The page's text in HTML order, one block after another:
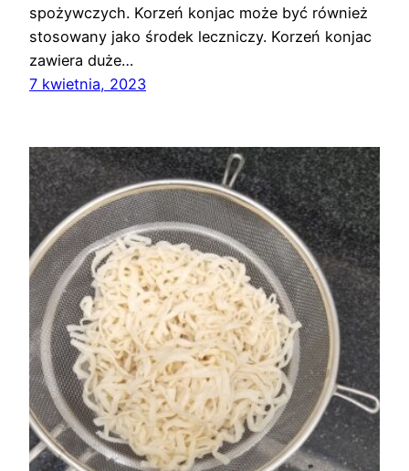
spożywczych. Korzeń konjac może być również
stosowany jako środek leczniczy. Korzeń konjac
zawiera duże…
7 kwietnia, 2023